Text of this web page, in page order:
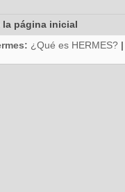
la página inicial
¿Qué es HERMES? |